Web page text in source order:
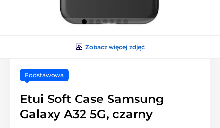
Zobacz więcej zdjęć
Podstawowa
Etui Soft Case Samsung
Galaxy A32 5G, czarny